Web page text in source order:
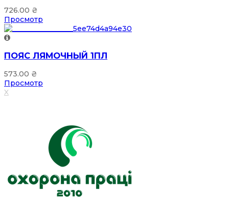
726.00 ₴
Просмотр
ПОЯС ЛЯМОЧНЫЙ 1ПЛ
573.00 ₴
Просмотр
X